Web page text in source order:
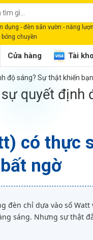
dụng - đèn sân vườn - năng
chuyền
Cửa hàng Tài
độ sáng? Sự thật khiến
quyết định
có thực
ngờ
đèn chỉ dựa vào số
sáng. Nhưng sự thật